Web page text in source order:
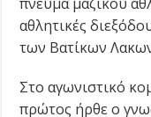
αθλητικές
των Βατίκων
Στο αγωνιστικό
πρώτος ήρθε ο